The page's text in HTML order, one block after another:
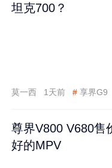
坦克700？
莫一西 1天前 # 享界G9
尊界V800 V680售
好的MPV